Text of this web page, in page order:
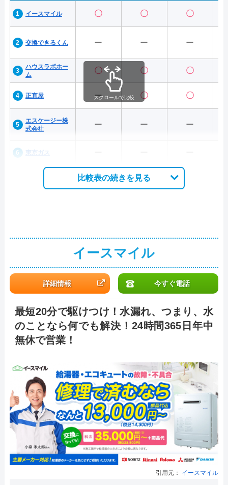
イースマイル 〇 〇 〇
交換できるくん ー ー ー
ハウスラボホー
ム
〇 〇 〇
正直屋 ー 〇 〇
エスケージー株
式会社
ー ー ー
東京ガス
スクロールで比較
比較表の続きを見る
イースマイル
詳細情報 今すぐ電話
最短20分で駆けつけ！水漏れ、つまり、水
のことなら何でも解決！24時間365日年中
無休で営業！
引用元： イースマイル